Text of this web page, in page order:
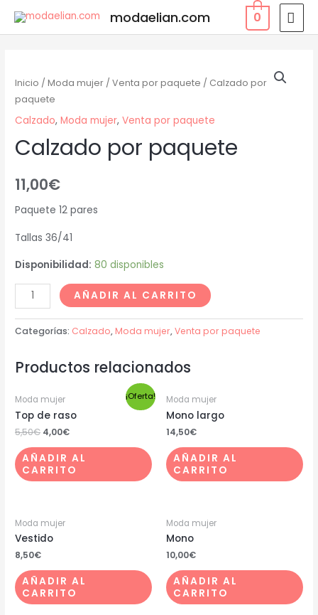
modaelian.com 0
Inicio /Moda mujer /Venta por paquete / Calzado por
paquete
Calzado,Moda mujer,Venta por paquete
Calzado por paquete
11,00€
Paquete 12 pares
Tallas 36/41
Disponibilidad: 80 disponibles
AÑADIR AL CARRITO
Categorías: Calzado, Moda mujer,Venta por paquete
Productos relacionados
¡Oferta!
Moda mujer
Top de raso
5,50€ 4,00€
AÑADIR AL
CARRITO
Moda mujer
Mono largo
14,50€
AÑADIR AL
CARRITO
Moda mujer
Vestido
8,50€
AÑADIR AL
CARRITO
Moda mujer
Mono
10,00€
AÑADIR AL
CARRITO